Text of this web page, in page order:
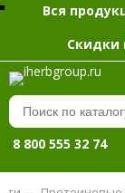
Вся
Скидки
8 800 555 32 74